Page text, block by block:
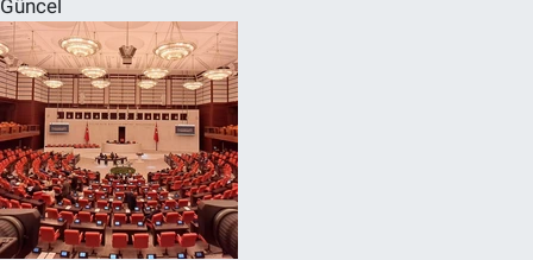
Güncel
SPOR
RESMİ İLANLAR